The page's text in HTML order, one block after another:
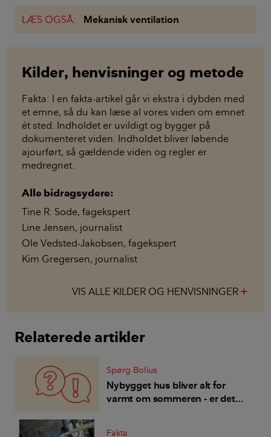
LÆS OGSÅ: Mekanisk ventilation
Kilder, henvisninger og metode
Fakta: I en fakta-artikel går vi ekstra i dybden med
et emne, så du kan læse al vores viden om emnet
ét sted. Indholdet er uvildigt og bygger på
dokumenteret viden. Indholdet bliver løbende
ajourført, så gældende viden og regler er
medregnet.
Alle bidragsydere:
Tine R. Sode, fagekspert
Line Jensen, journalist
Ole Vedsted-Jakobsen, fagekspert
Kim Gregersen, journalist
VIS ALLE KILDER OG HENVISNINGER
Relaterede artikler
Spørg Bolius
Nybygget hus bliver alt for
varmt om sommeren - er det
Fakta